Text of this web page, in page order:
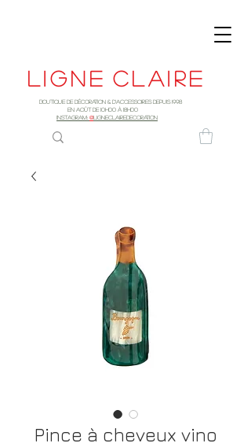
Ligne claire
Boutique de décoration & d'accessoires depuis 1998
EN AOûT DE 10h00 à 18H00
INSTAGRAM: @LIGNECLAIREDECORATION
Pince à cheveux vino